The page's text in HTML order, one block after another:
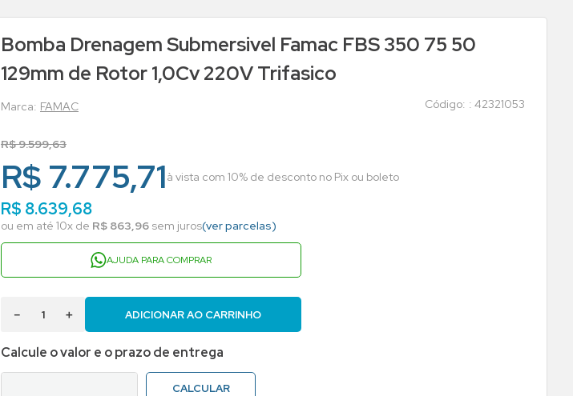
Bomba Drenagem Submersivel Famac FBS 350 75 50
129mm de Rotor 1,0Cv 220V Trifasico
FAMAC : 42321053
R$9.599,63
R$ 7.775,71à vista com 10% de desconto no Pix ou boleto
R$ 8.639,68
ou em até 10x de R$ 863,96 sem juros(ver parcelas)
AJUDA PARA COMPRAR
＋
－ ADICIONAR AO CARRINHO